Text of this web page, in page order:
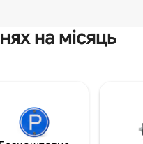
на місяць